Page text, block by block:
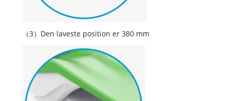
（3）Den laveste position er 380 mm